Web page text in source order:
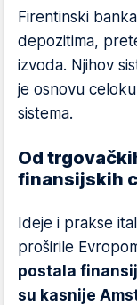
Firentinski
depozitima,
izvoda. Njihov
je osnovu
sistema.
Od
finansijskih
Ideje i prakse
proširile
postala
su kasnije